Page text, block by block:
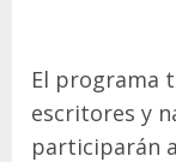
El programa
escritores y
participarán